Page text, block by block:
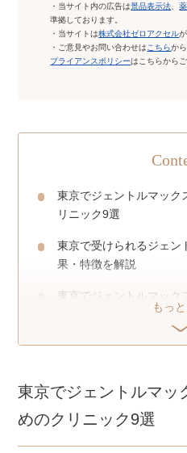
・当サイト内の広告は景品表示法 、
準拠しております。
・当サイトは株式会社ゼロアクセル
・ご意見やお問い合わせは こちらか
プライアンスポリシーはこちらから
東京でジェントルマック
リニック9選
東京で受けられるジェン
果・特徴を解説
東京でジェントルマック
東京でジェントルマック
ジェントルマックスプロ
東京でジェントルマック
選び方
もっ
東京でジェントルマッ
めのクリニック9選